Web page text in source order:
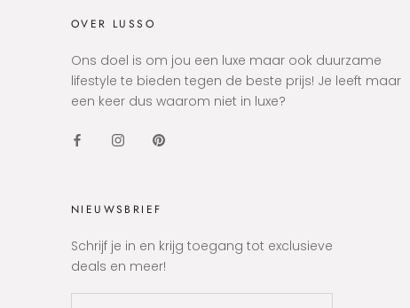
OVER LUSSO
Ons doel is om jou een luxe maar ook duurzame
lifestyle te bieden tegen de beste prijs! Je leeft maar
een keer dus waarom niet in luxe?
NIEUWSBRIEF
Schrijf je in en krijg toegang tot exclusieve
deals en meer!